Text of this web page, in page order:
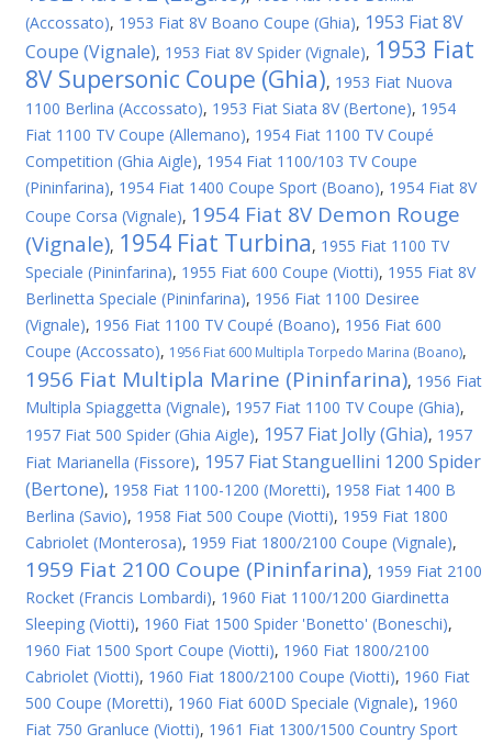
(Accossato), 1953 Fiat 8V Boano Coupe (Ghia), 1953 Fiat 8V
Coupe (Vignale), 1953 Fiat 8V Spider (Vignale), 1953 Fiat
8V Supersonic Coupe (Ghia), 1953 Fiat Nuova
1100 Berlina (Accossato), 1953 Fiat Siata 8V (Bertone), 1954
Fiat 1100 TV Coupe (Allemano), 1954 Fiat 1100 TV Coupé
Competition (Ghia Aigle), 1954 Fiat 1100/103 TV Coupe
(Pininfarina), 1954 Fiat 1400 Coupe Sport (Boano), 1954 Fiat 8V
Coupe Corsa (Vignale), 1954 Fiat 8V Demon Rouge
(Vignale), 1954 Fiat Turbina, 1955 Fiat 1100 TV
Speciale (Pininfarina), 1955 Fiat 600 Coupe (Viotti), 1955 Fiat 8V
Berlinetta Speciale (Pininfarina), 1956 Fiat 1100 Desiree
(Vignale), 1956 Fiat 1100 TV Coupé (Boano), 1956 Fiat 600
Coupe (Accossato), 1956 Fiat 600 Multipla Torpedo Marina (Boano),
1956 Fiat Multipla Marine (Pininfarina), 1956 Fiat
Multipla Spiaggetta (Vignale), 1957 Fiat 1100 TV Coupe (Ghia),
1957 Fiat 500 Spider (Ghia Aigle), 1957 Fiat Jolly (Ghia), 1957
Fiat Marianella (Fissore), 1957 Fiat Stanguellini 1200 Spider
(Bertone), 1958 Fiat 1100-1200 (Moretti), 1958 Fiat 1400 B
Berlina (Savio), 1958 Fiat 500 Coupe (Viotti), 1959 Fiat 1800
Cabriolet (Monterosa), 1959 Fiat 1800/2100 Coupe (Vignale),
1959 Fiat 2100 Coupe (Pininfarina), 1959 Fiat 2100
Rocket (Francis Lombardi), 1960 Fiat 1100/1200 Giardinetta
Sleeping (Viotti), 1960 Fiat 1500 Spider 'Bonetto' (Boneschi),
1960 Fiat 1500 Sport Coupe (Viotti), 1960 Fiat 1800/2100
Cabriolet (Viotti), 1960 Fiat 1800/2100 Coupe (Viotti), 1960 Fiat
500 Coupe (Moretti), 1960 Fiat 600D Speciale (Vignale), 1960
Fiat 750 Granluce (Viotti), 1961 Fiat 1300/1500 Country Sport